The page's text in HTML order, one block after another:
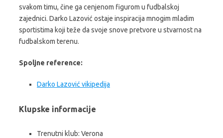
svakom timu, čine ga cenjenom figurom u fudbalskoj
zajednici. Darko Lazović ostaje inspiracija mnogim mladim
sportistima koji teže da svoje snove pretvore u stvarnost na
fudbalskom terenu.
Spoljne reference:
Darko Lazović vikipedija
Klupske informacije
Trenutni klub: Verona